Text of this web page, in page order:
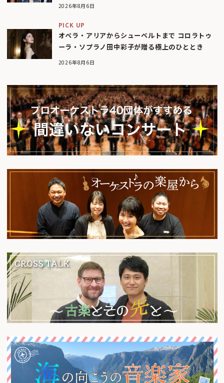
2026年8月6日
PICK UP
オペラ・アリアからシューベルトまで コロラトゥ
ーラ・ソプラノ田中彩子が贈る極上のひととき
2026年8月6日